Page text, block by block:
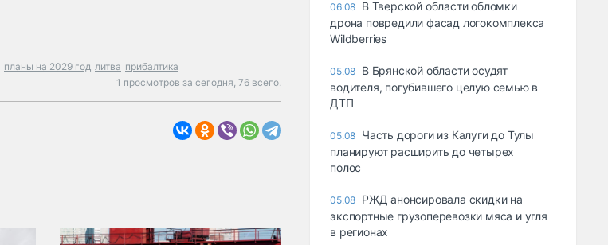
планы на 2029 год литва прибалтика
1 просмотров за сегодня,76 всего.
06.08 В Тверской области обломки
дрона повредили фасад логокомплекса
Wildberries
05.08 В Брянской области осудят
водителя, погубившего целую семью в
ДТП
05.08 Часть дороги из Калуги до Тулы
планируют расширить до четырех
полос
05.08 РЖД анонсировала скидки на
экспортные грузоперевозки мяса и угля
в регионах